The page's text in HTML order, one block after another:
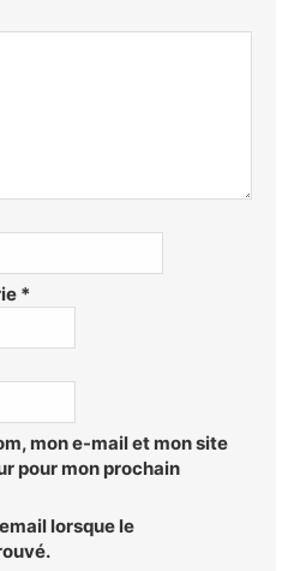
*
mon e-mail et mon site
pour mon prochain
lorsque le